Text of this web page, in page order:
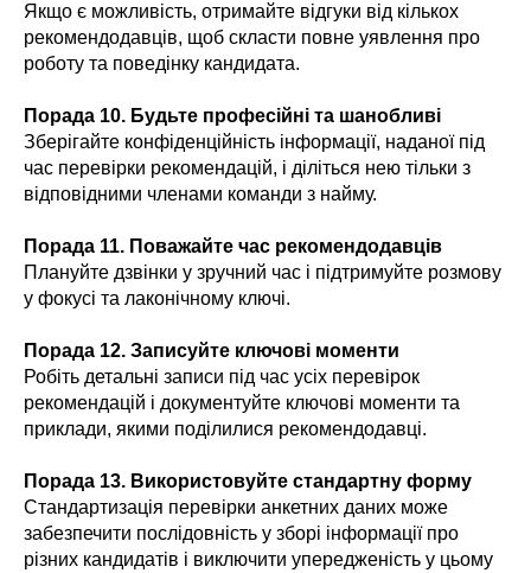
Якщо є можливість, отримайте відгуки від кількох
рекомендодавців, щоб скласти повне уявлення про
роботу та поведінку кандидата.
Порада 10. Будьте професійні та шанобливі
Зберігайте конфіденційність інформації, наданої під
час перевірки рекомендацій, і діліться нею тільки з
відповідними членами команди з найму.
Порада 11. Поважайте час рекомендодавців
Плануйте дзвінки у зручний час і підтримуйте розмову
у фокусі та лаконічному ключі.
Порада 12. Записуйте ключові моменти
Робіть детальні записи під час усіх перевірок
рекомендацій і документуйте ключові моменти та
приклади, якими поділилися рекомендодавці.
Порада 13. Використовуйте стандартну форму
Стандартизація перевірки анкетних даних може
забезпечити послідовність у зборі інформації про
різних кандидатів і виключити упередженість у цьому